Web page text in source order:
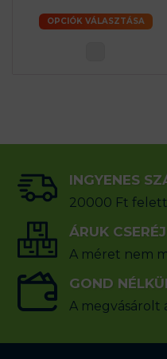
OPCIÓK VÁLASZTÁSA
INGYENES
20000 Ft
ÁRUK
A méret nem
GOND
A megvásárolt